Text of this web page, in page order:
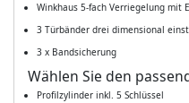
Winkhaus 5-fach Verriegelung mit
3 Türbänder drei dimensional
3 x Bandsicherung
Wählen Sie den
Profilzylinder inkl. 5 Schlüssel